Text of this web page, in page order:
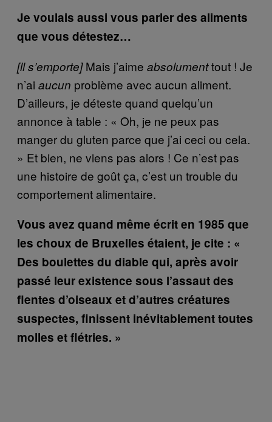
Je voulais aussi vous parler des aliments
que vous détestez…
[ll s’emporte]Mais j’aime absolumenttout ! Je
n’ai aucun problème avec aucun aliment.
D’ailleurs, je déteste quand quelqu’un
annonce à table : « Oh, je ne peux pas
manger du gluten parce que j’ai ceci ou cela.
» Et bien, ne viens pas alors ! Ce n’est pas
une histoire de goût ça, c’est un trouble du
comportement alimentaire.
Vous avez quand même écrit en 1985 que
les choux de Bruxelles étaient, je cite : «
Des boulettes du diable qui, après avoir
passé leur existence sous l’assaut des
fientes d’oiseaux et d’autres créatures
suspectes, finissent inévitablement toutes
molles et flétries. »